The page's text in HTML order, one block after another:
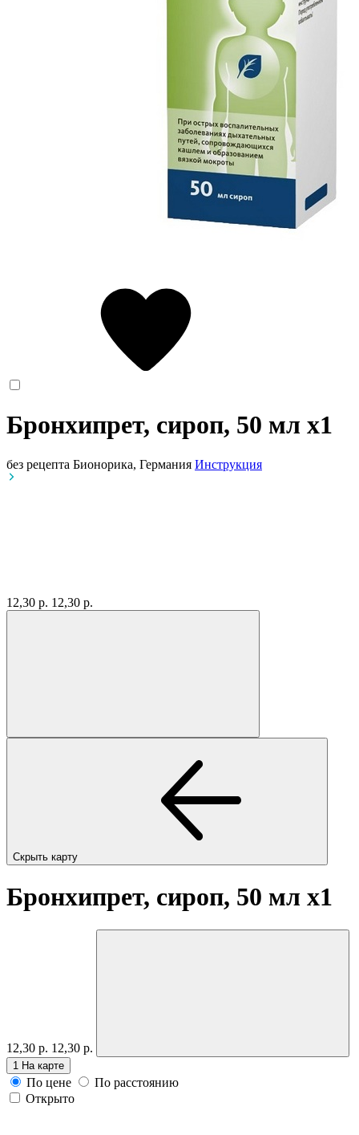
Бронхипрет, сироп, 50 мл x1
без рецепта Бионорика, Германия Инструкция
12,30 р. 12,30 р.
Скрыть карту
Бронхипрет, сироп, 50 мл x1
12,30 р. 12,30 р.
1 На карте
По цене
По расстоянию
Открыто